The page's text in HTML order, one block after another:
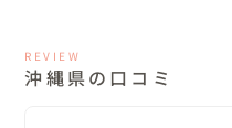
REVIEW
沖縄県の口コミ